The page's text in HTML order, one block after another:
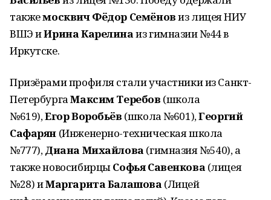
такжемосквич Фёдор Семёновиз лицея НИУ
ВШЭ иИрина Карелинаиз гимназии №44 в
Иркутске.
Призёрами профиля стали участники из Санкт-
ПетербургаМаксим Теребов (школа
№619),Егор Воробьёв (школа №601),Георгий
Сафарян (Инженерно-техническая школа
№777),Диана Михайлова (гимназия №540), а
также новосибирцыСофья Савенкова (лицея
№28) иМаргарита Балашова (Лицей